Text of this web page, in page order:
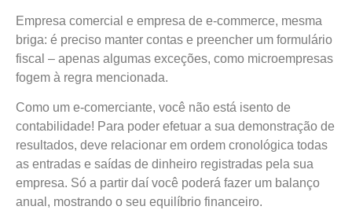
Empresa comercial e empresa de e-commerce, mesma
briga: é preciso manter contas e preencher um formulário
fiscal – apenas algumas exceções, como microempresas
fogem à regra mencionada.
Como um e-comerciante, você não está isento de
contabilidade! Para poder efetuar a sua demonstração de
resultados, deve relacionar em ordem cronológica todas
as entradas e saídas de dinheiro registradas pela sua
empresa. Só a partir daí você poderá fazer um balanço
anual, mostrando o seu equilíbrio financeiro.